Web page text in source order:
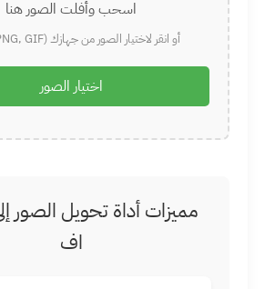
اسحب وأفلت الصور هنا
أو انقر لاختيار الصور من جهازك (JPG, PNG, GIF)
اختيار الصور
مميزات أداة تحويل الصور
اف